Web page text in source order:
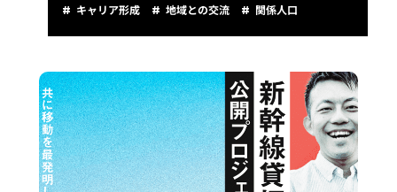
キャリア形成
地域との交流 関係人口